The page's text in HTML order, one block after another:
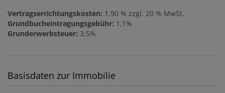
Vertragserrichtungskosten: 1,90 % zzgl. 20 % MwSt.
Grundbucheintragungsgebühr: 1,1%
Grunderwerbsteuer: 3,5%
Basisdaten zur Immobilie